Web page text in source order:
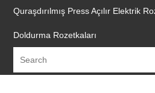
Quraşdırılmış Press Açılır Elektrik
Doldurma Rozetkaları